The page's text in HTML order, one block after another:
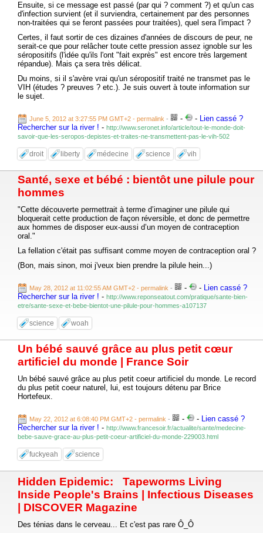
Ensuite, si ce message est passé (par qui ? comment ?) et qu'un cas
d'infection survient (et il surviendra, certainement par des personnes
non-traitées qui se feront passées pour traitées), quel sera l'impact ?
Certes, il faut sortir de ces dizaines d'années de discours de peur, ne
serait-ce que pour relâcher toute cette pression assez ignoble sur les
séropositifs (l'idée qu'ils l'ont "fait exprès" est encore très largement
répandue). Mais ça sera très délicat.
Du moins, si il s'avère vrai qu'un séropositif traité ne transmet pas le
VIH (études ? preuves ? etc.). Je suis ouvert à toute information sur
le sujet.
June 5, 2012 at 3:27:55 PM GMT+2 - permalink - - - Lien cassé ?
Rechercher sur la river ! - http://www.seronet.info/article/tout-le-monde-doit-
savoir-que-les-seropos-depistes-et-traites-ne-transmettent-pas-le-vih-502
droit liberty médecine science vih
Santé, sexe et bébé : bientôt une pilule pour
hommes
"Cette découverte permettrait à terme d’imaginer une pilule qui
bloquerait cette production de façon réversible, et donc de permettre
aux hommes de disposer eux-aussi d’un moyen de contraception
oral."
La fellation c'était pas suffisant comme moyen de contraception oral ?
(Bon, mais sinon, moi j'veux bien prendre la pilule hein...)
May 28, 2012 at 11:02:55 AM GMT+2 - permalink - - - Lien cassé ?
Rechercher sur la river ! - http://www.reponseatout.com/pratique/sante-bien-
etre/sante-sexe-et-bebe-bientot-une-pilule-pour-hommes-a107137
science woah
Un bébé sauvé grâce au plus petit cœur
artificiel du monde | France Soir
Un bébé sauvé grâce au plus petit coeur artificiel du monde. Le record
du plus petit coeur naturel, lui, est toujours détenu par Brice
Hortefeux.
May 22, 2012 at 6:08:40 PM GMT+2 - permalink - - - Lien cassé ?
Rechercher sur la river ! - http://www.francesoir.fr/actualite/sante/medecine-
bebe-sauve-grace-au-plus-petit-coeur-artificiel-du-monde-229003.html
fuckyeah science
Hidden Epidemic: Tapeworms Living
Inside People's Brains | Infectious Diseases
| DISCOVER Magazine
Des ténias dans le cerveau... Et c'est pas rare Ô_Ô